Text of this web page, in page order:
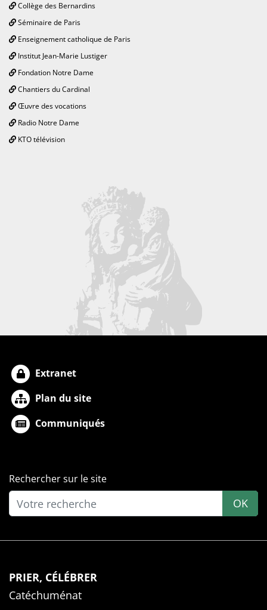
Collège des Bernardins
Séminaire de Paris
Enseignement catholique de Paris
Institut Jean-Marie Lustiger
Fondation Notre Dame
Chantiers du Cardinal
Œuvre des vocations
Radio Notre Dame
KTO télévision
Extranet
Plan du site
Communiqués
Rechercher sur le site
OK
PRIER, CÉLÉBRER
Catéchuménat